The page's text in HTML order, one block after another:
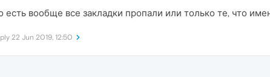
есть вообще все закладки пропали или только те, что
22 Jun 2019, 12:50